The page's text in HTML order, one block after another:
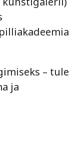
– tule
ja